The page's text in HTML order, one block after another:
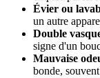
Évier ou
un autre
Double
signe d'un
Mauvaise
bonde,